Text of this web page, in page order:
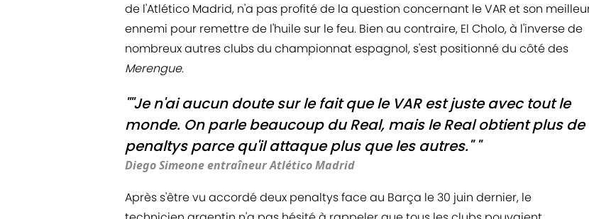
de l'Atlético Madrid, n'a pas profité de la question concernant le VAR et son
ennemi pour remettre de l'huile sur le feu. Bien au contraire, El Cholo, à l'inverse de
nombreux autres clubs du championnat espagnol, s'est positionné du côté des
Merengue.
""Je n'ai aucun doute sur le fait que le VAR est juste avec tout le
monde. On parle beaucoup du Real, mais le Real obtient plus de
penaltys parce qu'il attaque plus que les autres." "
Diego Simeone entraîneur Atlético Madrid
Après s'être vu accordé deux penaltys face au Barça le 30 juin dernier, le